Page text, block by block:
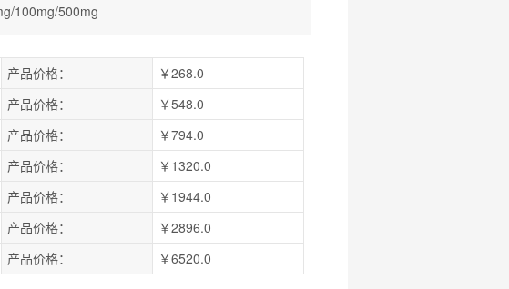
100mg/500mg
产品价格：
￥268.0
产品价格：
￥548.0
产品价格：
￥794.0
产品价格：
￥1320.0
产品价格：
￥1944.0
产品价格：
￥2896.0
产品价格： ￥6520.0